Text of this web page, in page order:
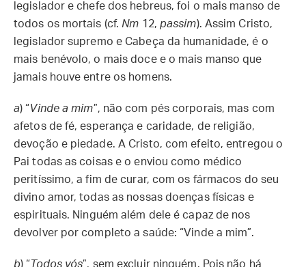
legislador e chefe dos hebreus, foi o mais manso de
todos os mortais (cf. Nm 12, passim). Assim Cristo,
legislador supremo e Cabeça da humanidade, é o
mais benévolo, o mais doce e o mais manso que
jamais houve entre os homens.
a) “Vinde a mim”, não com pés corporais, mas com
afetos de fé, esperança e caridade, de religião,
devoção e piedade. A Cristo, com efeito, entregou o
Pai todas as coisas e o enviou como médico
peritíssimo, a fim de curar, com os fármacos do seu
divino amor, todas as nossas doenças físicas e
espirituais. Ninguém além dele é capaz de nos
devolver por completo a saúde: “Vinde a mim”.
b) “ Todos vós”, sem excluir ninguém. Pois não há